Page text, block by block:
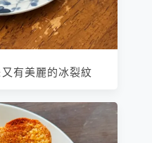
有美麗的冰裂紋